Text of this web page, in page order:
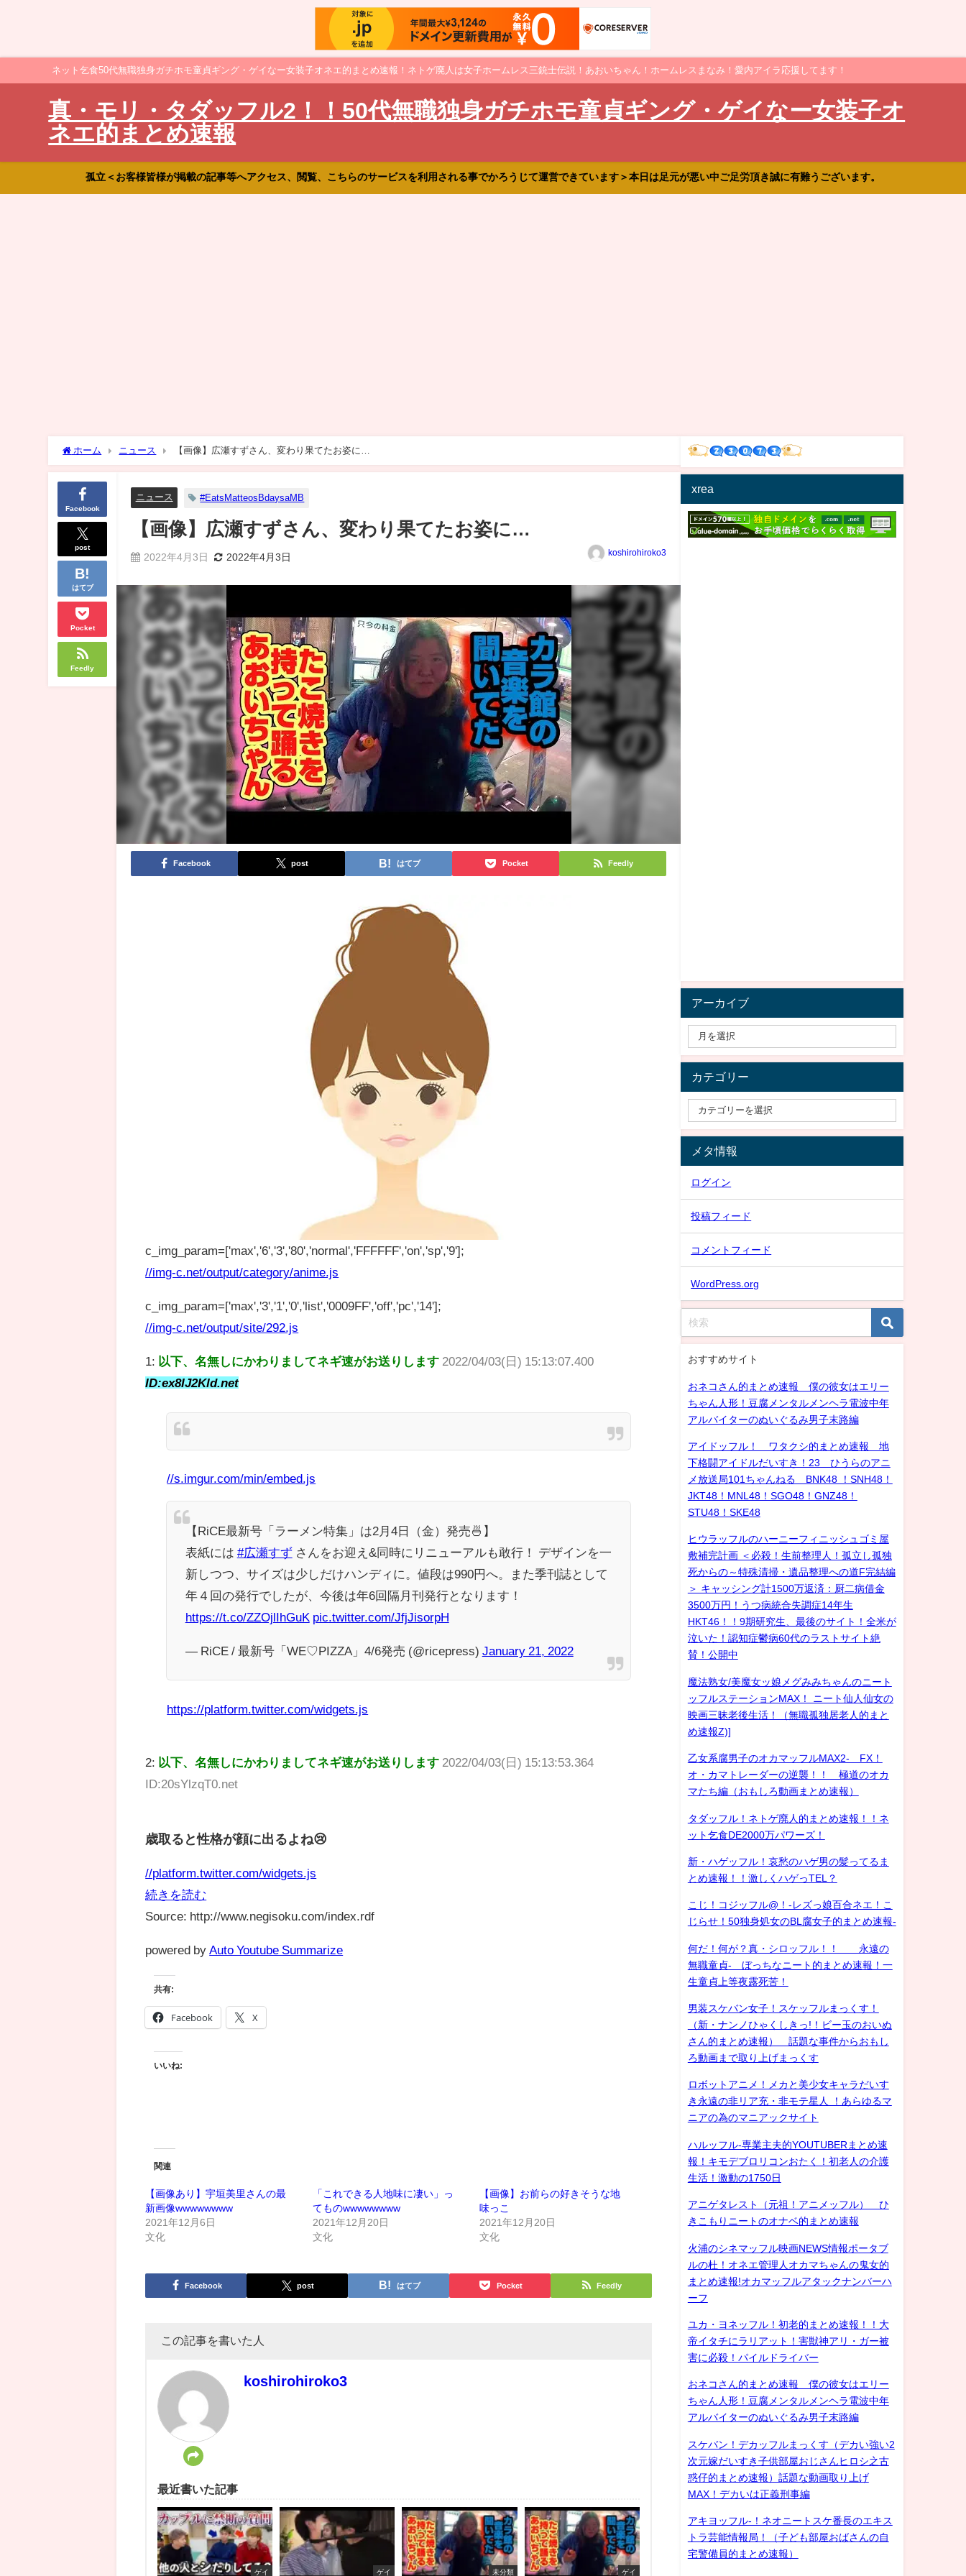
ネット乞食50代無職独身ガチホモ童貞ギング・ゲイなー女装子オネエ的まとめ速報！ネトゲ廃人は女子ホームレス三銃士伝説！あおいちゃん！ホームレスまなみ！愛内アイラ応援してます！
真・モリ・タダッフル2！！50代無職独身ガチホモ童貞ギング・ゲイなー女装子オ
ネエ的まとめ速報
孤立＜お客様皆様が掲載の記事等へアクセス、閲覧、こちらのサービスを利用される事でかろうじて運営できています＞本日は足元が悪い中ご足労頂き誠に有難うございます。
ホーム ニュース 【画像】広瀬すずさん、変わり果てたお姿に…
Facebook
post
はてブ
Pocket
Feedly
ニュース #EatsMatteosBdaysaMB
【画像】広瀬すずさん、変わり果てたお姿に…
2022年4月3日 2022年4月3日 koshirohiroko3
Facebook post はてブ Pocket Feedly
c_img_param=['max','6','3','80','normal','FFFFFF','on','sp','9'];
//img-c.net/output/category/anime.js
c_img_param=['max','3','1','0','list','0009FF','off','pc','14'];
//img-c.net/output/site/292.js
1: 以下、名無しにかわりましてネギ速がお送りします 2022/04/03(日) 15:13:07.400
ID:ex8IJ2Kld.net
//s.imgur.com/min/embed.js
【RiCE最新号「ラーメン特集」は2月4日（金）発売🍜】
表紙には #広瀬すずさんをお迎え&同時にリニューアルも敢行！ デザインを一
新しつつ、サイズは少しだけハンディに。値段は990円へ。また季刊誌として
年４回の発行でしたが、今後は年6回隔月刊発行となります！
https://t.co/ZZOjlIhGuK pic.twitter.com/JfjJisorpH
— RiCE / 最新号「WE♡PIZZA」4/6発売 (@ricepress) January 21, 2022
https://platform.twitter.com/widgets.js
2: 以下、名無しにかわりましてネギ速がお送りします 2022/04/03(日) 15:13:53.364
ID:20sYlzqT0.net
歳取ると性格が顔に出るよね😢
//platform.twitter.com/widgets.js
続きを読む
Source: http://www.negisoku.com/index.rdf
powered by Auto Youtube Summarize
共有:
Facebook X
いいね:
関連
【画像あり】宇垣美里さんの最
新画像wwwwwwww
2021年12月6日
文化
「これできる人地味に凄い」っ
てものwwwwwwww
2021年12月20日
文化
【画像】お前らの好きそうな地
味っこ
2021年12月20日
文化
Facebook post はてブ Pocket Feedly
この記事を書いた人
koshirohiroko3
最近書いた記事
ゲイ ゲイ 未分類 ゲイ
xrea
アーカイブ
カテゴリー
メタ情報
ログイン
投稿フィード
コメントフィード
WordPress.org
おすすめサイト
おネコさん的まとめ速報 僕の彼女はエリー
ちゃん人形！豆腐メンタルメンヘラ電波中年
アルバイターのぬいぐるみ男子末路編
アイドッフル！ ワタクシ的まとめ速報 地
下格闘アイドルだいすき！23 ひうらのアニ
メ放送局101ちゃんねる BNK48 ！SNH48！
JKT48！MNL48！SGO48！GNZ48！
STU48！SKE48
ヒウラッフルのハーニーフィニッシュゴミ屋
敷補完計画 ＜必殺！生前整理人！孤立し孤独
死からの～特殊清掃・遺品整理への道F完結編
＞ キャッシング計1500万返済：厨二病借金
3500万円！うつ病統合失調症14年生
HKT46！！9期研究生、最後のサイト！全米が
泣いた！認知症鬱病60代のラストサイト絶
賛！公開中
魔法熟女/美魔女ッ娘メグみみちゃんのニート
ッフルステーションMAX！ ニート仙人仙女の
映画三昧老後生活！（無職孤独居老人的まと
め速報Z)]
乙女系腐男子のオカマッフルMAX2- FX！
オ・カマトレーダーの逆襲！！ 極道のオカ
マたち編（おもしろ動画まとめ速報）
タダッフル！ネトゲ廃人的まとめ速報！！ネ
ット乞食DE2000万パワーズ！
新・ハゲッフル！哀愁のハゲ男の髪ってるま
とめ速報！！激しくハゲっTEL？
こじ！コジッフル@！-レズっ娘百合ネエ！こ
じらせ！50独身処女のBL腐女子的まとめ速報-
何だ！何が？真・シロッフル！！ 永遠の
無職童貞- ぼっちなニート的まとめ速報！一
生童貞上等夜露死苦！
男装スケバン女子！スケッフルまっくす！
（新・ナンノひゃくしきっ!！ビー玉のおいぬ
さん的まとめ速報） 話題な事件からおもし
ろ動画まで取り上げまっくす
ロボットアニメ！メカと美少女キャラだいす
き永遠の非リア充・非モテ星人 ！あらゆるマ
ニアの為のマニアックサイト
ハルッフル-専業主夫的YOUTUBERまとめ速
報！キモデブロリコンおたく！初老人の介護
生活！激動の1750日
アニゲタレスト（元祖！アニメッフル） ひ
きこもりニートのオナベ的まとめ速報
火浦のシネマッフル映画NEWS情報ポータブ
ルの杜！オネエ管理人オカマちゃんの鬼女的
まとめ速報!オカマッフルアタックナンバーハ
ーフ
ユカ・ヨネッフル！初老的まとめ速報！！大
帝イタチにラリアット！害獣神アリ・ガー被
害に必殺！パイルドライバー
おネコさん的まとめ速報 僕の彼女はエリー
ちゃん人形！豆腐メンタルメンヘラ電波中年
アルバイターのぬいぐるみ男子末路編
スケバン！デカッフルまっくす（デカい強い2
次元嫁だいすき子供部屋おじさんヒロシ之古
惑仔的まとめ速報）話題な動画取り上げ
MAX！デカいは正義刑事編
アキヨッフル-！ネオニートスケ番長のエキス
トラ芸能情報局！（子ども部屋おばさんの自
宅警備員的まとめ速報）